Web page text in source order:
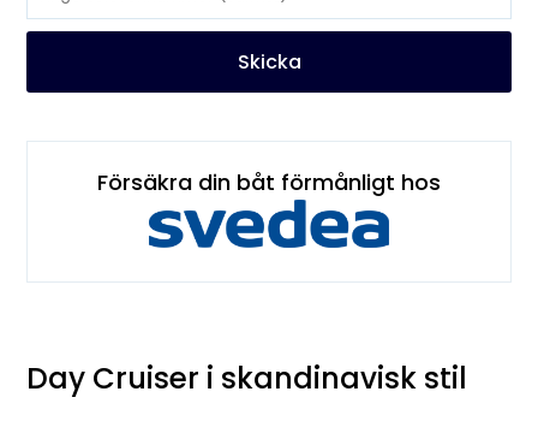
Skicka
Försäkra din båt förmånligt hos
Day Cruiser i skandinavisk stil